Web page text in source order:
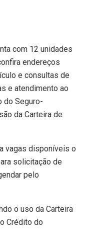
com 12 unidades
endereços
e consultas de
e atendimento ao
do Seguro-
da Carteira de
vagas disponíveis o
solicitação de
pelo
o uso da Carteira
Crédito do